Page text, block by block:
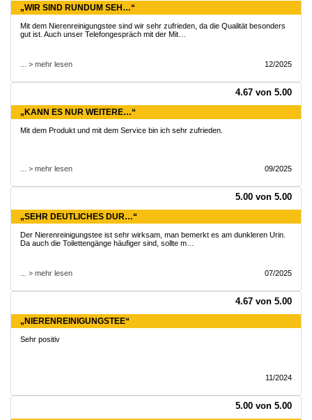
„WIR SIND RUNDUM SEH…“
Mit dem Nierenreinigungstee sind wir sehr zufrieden, da die Qualität besonders
gut ist. Auch unser Telefongespräch mit der Mit…
... > mehr lesen 12/2025
4.67 von 5.00
„KANN ES NUR WEITERE…“
Mit dem Produkt und mit dem Service bin ich sehr zufrieden.
... > mehr lesen 09/2025
5.00 von 5.00
„SEHR DEUTLICHES DUR…“
Der Nierenreinigungstee ist sehr wirksam, man bemerkt es am dunkleren Urin.
Da auch die Toilettengänge häufiger sind, sollte m…
... > mehr lesen 07/2025
4.67 von 5.00
„NIERENREINIGUNGSTEE“
Sehr positiv
11/2024
5.00 von 5.00